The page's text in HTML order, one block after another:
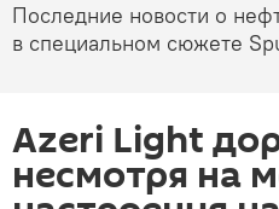
Последние новости о
в специальном сюжете
Azeri Light
несмотря на